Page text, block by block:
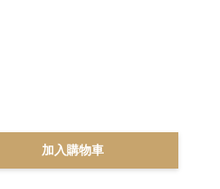
加入購物車